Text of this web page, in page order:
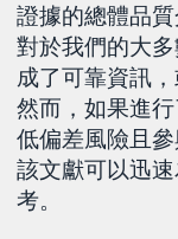
證據的總體品
對於我們的大
成了可靠資訊
然而，如果進
低偏差風險且
該文獻可以迅
考。